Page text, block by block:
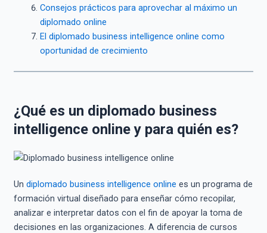
Consejos prácticos para aprovechar al máximo un
diplomado online
El diplomado business intelligence online como
oportunidad de crecimiento
¿Qué es un diplomado business
intelligence online y para quién es?
Un diplomado business intelligence online es un programa de
formación virtual diseñado para enseñar cómo recopilar,
analizar e interpretar datos con el fin de apoyar la toma de
decisiones en las organizaciones. A diferencia de cursos